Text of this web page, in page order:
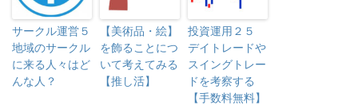
サークル運営５
地域のサークル
に来る人々はど
んな人？
【美術品・絵】
を飾ることにつ
いて考えてみる
【推し活】
投資運用２５
デイトレードや
スイングトレー
ドを考察する
【手数料無料】